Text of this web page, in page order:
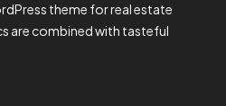
theme for real estate
are combined with tasteful